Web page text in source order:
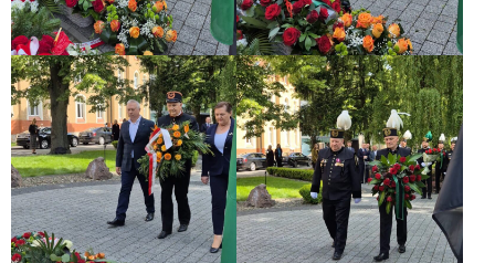
WSPÓŁPRACA
MIĘDZYNARODOWA
WSPÓŁPRACA
Z
ORGANIZACJAMI
PRACODAWCÓW
GALERIA
MEDIA